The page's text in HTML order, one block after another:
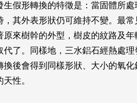
生假形轉換的特徵是：當固體所
，其外表形狀仍可維持不變。最
原來樹幹的外型，樹皮的紋路及
代了。同樣地，三水鋁石經熱處
換後會得到同樣形狀、大小的氧
天性。